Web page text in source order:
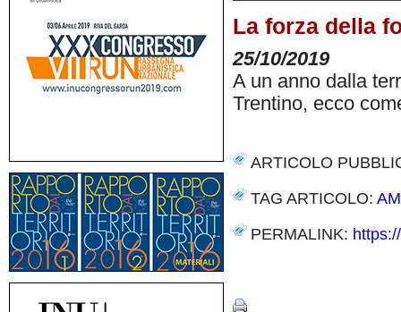
La forza della
25/10/2019
A un anno dalla
Trentino, ecco
ARTICOLO
TAG ARTICOLO:
PERMALINK: